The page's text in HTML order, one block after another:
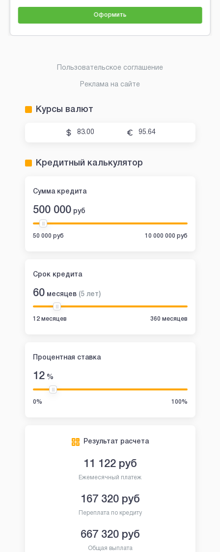
Оформить
Пользовательское соглашение
Реклама на сайте
Курсы валют
83.00 95.64
Кредитный калькулятор
Сумма кредита
500 000 руб
50 000 руб 10 000 000 руб
Срок кредита
60 месяцев (5 лет)
12 месяцев 360 месяцев
Процентная ставка
12%
0% 100%
Результат расчета
11 122руб
Ежемесячный платеж
167 320руб
Переплата по кредиту
667 320руб
Общая выплата